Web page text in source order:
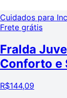
Cuidados para
Frete grátis
Fralda
Conforto e
R$144,09